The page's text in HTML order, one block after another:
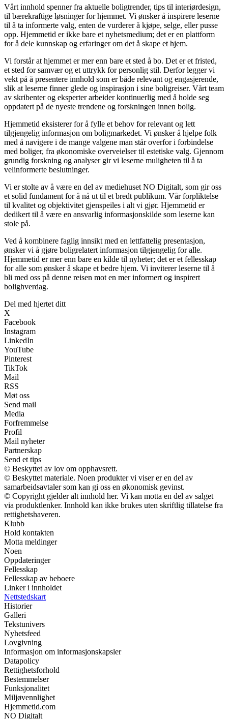
Vårt innhold spenner fra aktuelle boligtrender, tips til interiørdesign,
til bærekraftige løsninger for hjemmet. Vi ønsker å inspirere leserne
til å ta informerte valg, enten de vurderer å kjøpe, selge, eller pusse
opp. Hjemmetid er ikke bare et nyhetsmedium; det er en plattform
for å dele kunnskap og erfaringer om det å skape et hjem.
Vi forstår at hjemmet er mer enn bare et sted å bo. Det er et fristed,
et sted for samvær og et uttrykk for personlig stil. Derfor legger vi
vekt på å presentere innhold som er både relevant og engasjerende,
slik at leserne finner glede og inspirasjon i sine boligreiser. Vårt team
av skribenter og eksperter arbeider kontinuerlig med å holde seg
oppdatert på de nyeste trendene og forskningen innen bolig.
Hjemmetid eksisterer for å fylle et behov for relevant og lett
tilgjengelig informasjon om boligmarkedet. Vi ønsker å hjelpe folk
med å navigere i de mange valgene man står overfor i forbindelse
med boliger, fra økonomiske overveielser til estetiske valg. Gjennom
grundig forskning og analyser gir vi leserne muligheten til å ta
velinformerte beslutninger.
Vi er stolte av å være en del av mediehuset NO Digitalt, som gir oss
et solid fundament for å nå ut til et bredt publikum. Vår forpliktelse
til kvalitet og objektivitet gjenspeiles i alt vi gjør. Hjemmetid er
dedikert til å være en ansvarlig informasjonskilde som leserne kan
stole på.
Ved å kombinere faglig innsikt med en lettfattelig presentasjon,
ønsker vi å gjøre boligrelatert informasjon tilgjengelig for alle.
Hjemmetid er mer enn bare en kilde til nyheter; det er et fellesskap
for alle som ønsker å skape et bedre hjem. Vi inviterer leserne til å
bli med oss på denne reisen mot en mer informert og inspirert
bolighverdag.
Del med hjertet ditt
X
Facebook
Instagram
LinkedIn
YouTube
Pinterest
TikTok
Mail
RSS
Møt oss
Send mail
Media
Forfremmelse
Profil
Mail nyheter
Partnerskap
Send et tips
© Beskyttet av lov om opphavsrett.
© Beskyttet materiale. Noen produkter vi viser er en del av
samarbeidsavtaler som kan gi oss en økonomisk gevinst.
© Copyright gjelder alt innhold her. Vi kan motta en del av salget
via produktlenker. Innhold kan ikke brukes uten skriftlig tillatelse fra
rettighetshaveren.
Klubb
Hold kontakten
Motta meldinger
Noen
Oppdateringer
Fellesskap
Fellesskap av beboere
Linker i innholdet
Nettstedskart
Historier
Galleri
Tekstunivers
Nyhetsfeed
Lovgivning
Informasjon om informasjonskapsler
Datapolicy
Rettighetsforhold
Bestemmelser
Funksjonalitet
Miljøvennlighet
Hjemmetid.com
NO Digitalt